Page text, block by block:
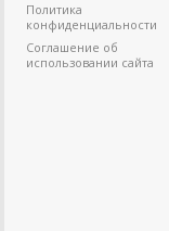
Политика
конфиденциальности
Соглашение об
использовании сайта